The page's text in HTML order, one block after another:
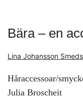
Bära – en
Lina Johansson Smeds
Håraccessoar/
Julia Broscheit